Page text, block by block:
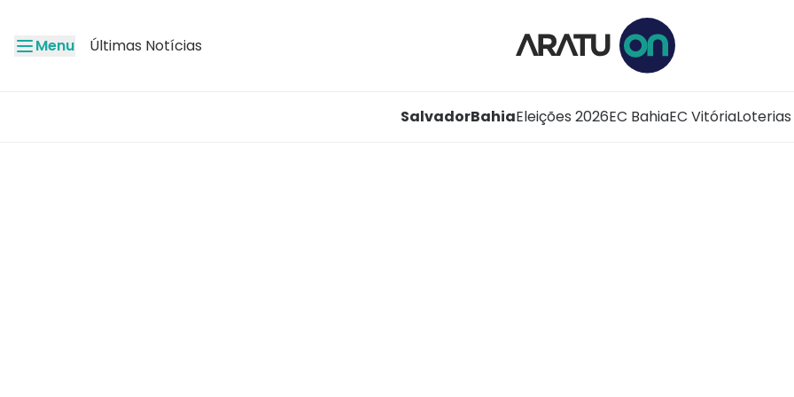
Menu Últimas Notícias
SalvadorBahiaEleições 2026EC BahiaEC VitóriaLoterias